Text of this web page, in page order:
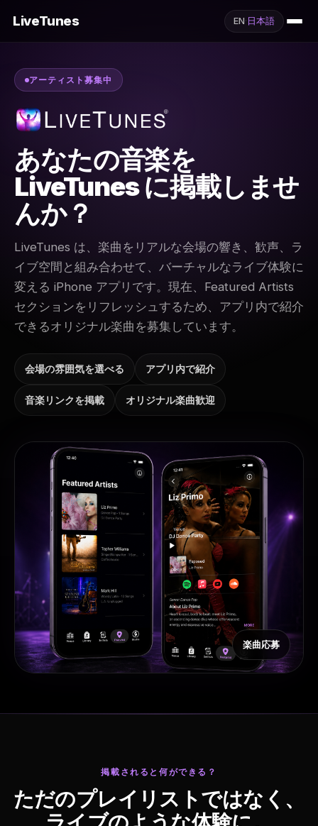
LiveTunes EN· 日本語
アーティスト募集中
あなたの音楽を
LiveTunes に掲載しませ
んか？
LiveTunes は、楽曲をリアルな会場の響き、歓声、ラ
イブ空間と組み合わせて、バーチャルなライブ体験に
変える iPhone アプリです。現在、Featured Artists
セクションをリフレッシュするため、アプリ内で紹介
できるオリジナル楽曲を募集しています。
会場の雰囲気を選べる アプリ内で紹介
音楽リンクを掲載 オリジナル楽曲歓迎
楽曲応募
掲載されると何ができる？
ただのプレイリストではなく、